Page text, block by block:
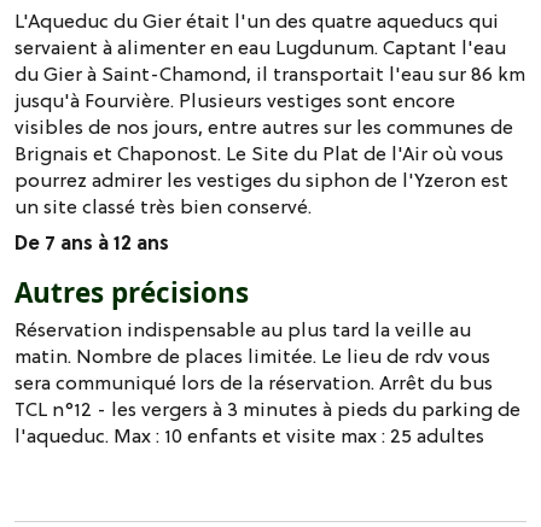
L'Aqueduc du Gier était l'un des quatre aqueducs qui
servaient à alimenter en eau Lugdunum. Captant l'eau
du Gier à Saint-Chamond, il transportait l'eau sur 86 km
jusqu'à Fourvière. Plusieurs vestiges sont encore
visibles de nos jours, entre autres sur les communes de
Brignais et Chaponost. Le Site du Plat de l'Air où vous
pourrez admirer les vestiges du siphon de l'Yzeron est
un site classé très bien conservé.
De 7 ans à 12 ans
Autres précisions
Réservation indispensable au plus tard la veille au
matin. Nombre de places limitée. Le lieu de rdv vous
sera communiqué lors de la réservation. Arrêt du bus
TCL n°12 - les vergers à 3 minutes à pieds du parking de
l'aqueduc. Max : 10 enfants et visite max : 25 adultes